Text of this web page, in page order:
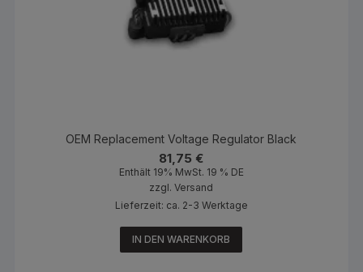
OEM Replacement Voltage Regulator Black
81,75 €
Enthält 19% MwSt. 19 % DE
zzgl.Versand
Lieferzeit: ca. 2-3 Werktage
IN DEN WARENKORB